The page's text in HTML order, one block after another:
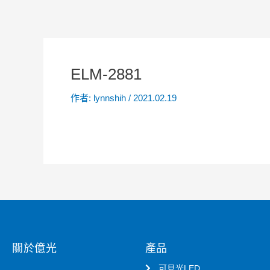
ELM-2881
作者: lynnshih / 2021.02.19
關於億光 產品